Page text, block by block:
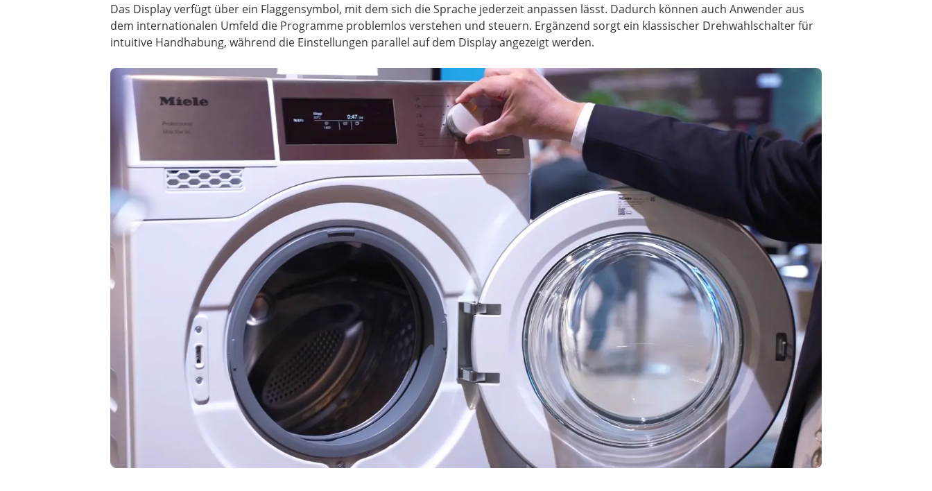
Das Display verfügt über ein Flaggensymbol, mit dem sich die Sprache jederzeit anpassen lässt. Dadurch können auch Anwender aus
dem internationalen Umfeld die Programme problemlos verstehen und steuern. Ergänzend sorgt ein klassischer Drehwahlschalter für
intuitive Handhabung, während die Einstellungen parallel auf dem Display angezeigt werden.